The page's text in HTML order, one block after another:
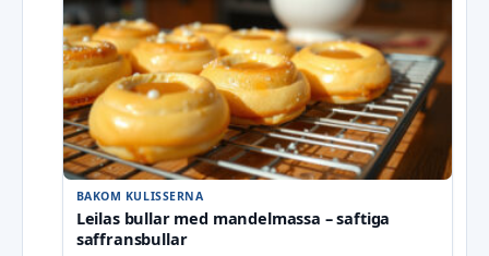
BAKOM KULISSERNA
Leilas bullar med mandelmassa – saftiga
saffransbullar